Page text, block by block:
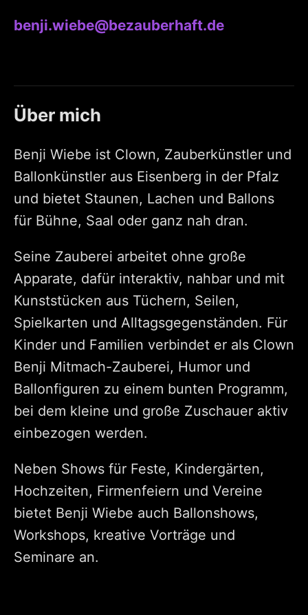
benji.wiebe@bezauberhaft.de
Über mich
Benji Wiebe ist Clown, Zauberkünstler und
Ballonkünstler aus Eisenberg in der Pfalz
und bietet Staunen, Lachen und Ballons
für Bühne, Saal oder ganz nah dran.
Seine Zauberei arbeitet ohne große
Apparate, dafür interaktiv, nahbar und mit
Kunststücken aus Tüchern, Seilen,
Spielkarten und Alltagsgegenständen. Für
Kinder und Familien verbindet er als Clown
Benji Mitmach-Zauberei, Humor und
Ballonfiguren zu einem bunten Programm,
bei dem kleine und große Zuschauer aktiv
einbezogen werden.
Neben Shows für Feste, Kindergärten,
Hochzeiten, Firmenfeiern und Vereine
bietet Benji Wiebe auch Ballonshows,
Workshops, kreative Vorträge und
Seminare an.